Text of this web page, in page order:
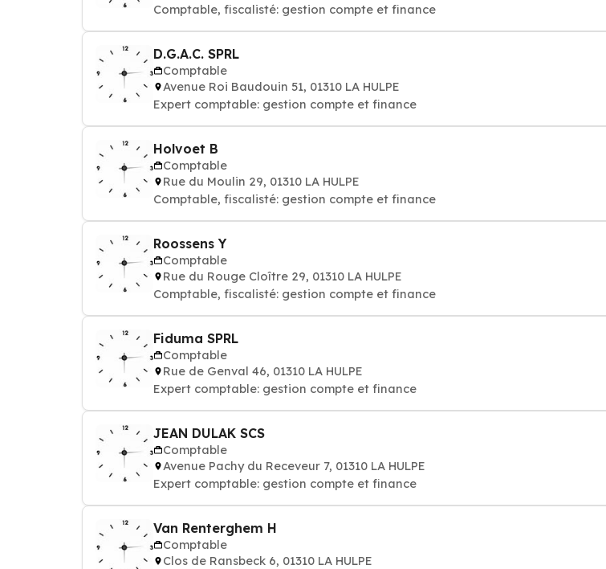
Comptable, fiscalisté: gestion compte et finance
D.G.A.C. SPRL
Comptable
Avenue Roi Baudouin 51, 01310 LA HULPE
Expert comptable: gestion compte et finance
Holvoet B
Comptable
Rue du Moulin 29, 01310 LA HULPE
Comptable, fiscalisté: gestion compte et finance
Roossens Y
Comptable
Rue du Rouge Cloître 29, 01310 LA HULPE
Comptable, fiscalisté: gestion compte et finance
Fiduma SPRL
Comptable
Rue de Genval 46, 01310 LA HULPE
Expert comptable: gestion compte et finance
JEAN DULAK SCS
Comptable
Avenue Pachy du Receveur 7, 01310 LA HULPE
Expert comptable: gestion compte et finance
Van Renterghem H
Comptable
Clos de Ransbeck 6, 01310 LA HULPE